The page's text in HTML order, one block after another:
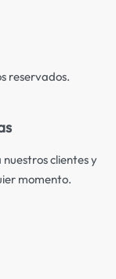
reservados.
clientes y
momento.